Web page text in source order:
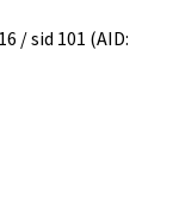
/ sid 101 (AID: